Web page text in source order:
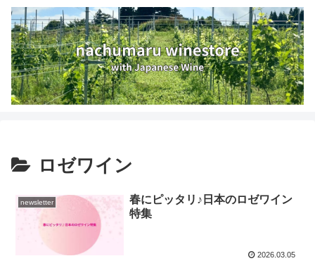
ロゼワイン
newsletter
春にピッタリ♪日本のロゼワイン
特集
2026.03.05